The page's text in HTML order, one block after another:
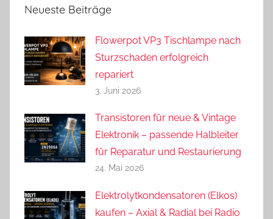
Neueste Beiträge
Flowerpot VP3 Tischlampe nach
Sturzschaden erfolgreich
repariert
3. Juni 2026
Transistoren für neue & Vintage
Elektronik – passende Halbleiter
für Reparatur und Restaurierung
24. Mai 2026
Elektrolytkondensatoren (Elkos)
kaufen – Axial & Radial bei Radio